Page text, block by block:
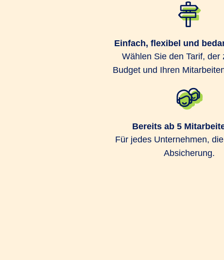
Die
Der Abschluss eines
Ihre Mitarbeitenden
Flexible Lösungen für eine betriebliche
Schwerpunktsetzung auch Budgettarife,
Einfach, flexibel und
Wählen Sie den Tarif, der
Budget und Ihren
Bereits ab 5
Für jedes Unternehmen,
Absicherung.